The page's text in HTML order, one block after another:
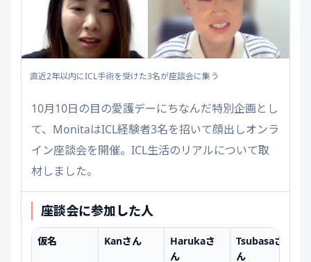
直近2年以内にICL手術を受けた3名が座談会に集う
10月10日の目の愛護デーにちなんだ特別企画とし
て、MonitaはICL経験者3名を招いて顔出しオンラ
イン座談会を開催。ICL生活のリアルについて取
材しました。
座談会に参加した人
仮名 Kanさん
Harukaさ
ん
Tsubasaさ
ん